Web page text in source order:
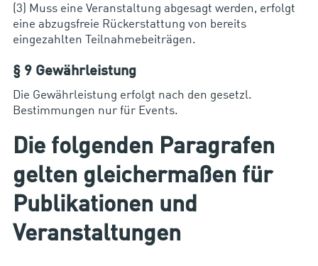
(3) Muss eine Veranstaltung abgesagt werden, erfolgt
eine abzugsfreie Rückerstattung von bereits
eingezahlten Teilnahmebeiträgen.
§ 9 Gewährleistung
Die Gewährleistung erfolgt nach den gesetzl.
Bestimmungen nur für Events.
Die folgenden Paragrafen
gelten gleichermaßen für
Publikationen und
Veranstaltungen